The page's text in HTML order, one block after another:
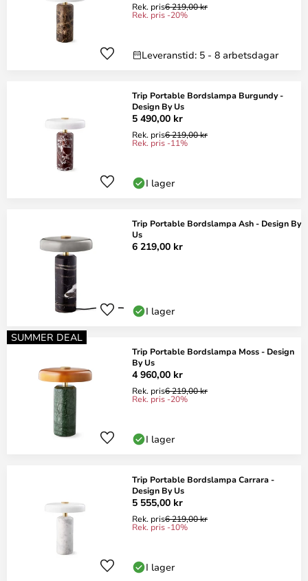
Rek. pris6 219,00 kr
Rek. pris -20%
Leveranstid: 5 - 8 arbetsdagar
Trip Portable Bordslampa Burgundy -
Design By Us
5 490,00 kr
Rek. pris6 219,00 kr
Rek. pris -11%
I lager
Trip Portable Bordslampa Ash - Design By
Us
6 219,00 kr
I lager
SUMMER DEAL
Trip Portable Bordslampa Moss - Design
By Us
4 960,00 kr
Rek. pris6 219,00 kr
Rek. pris -20%
I lager
Trip Portable Bordslampa Carrara -
Design By Us
5 555,00 kr
Rek. pris6 219,00 kr
Rek. pris -10%
I lager